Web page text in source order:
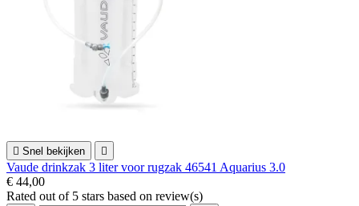
 Snel bekijken 
Vaude drinkzak 3 liter voor rugzak 46541 Aquarius 3.0
€ 44,00
Rated out of 5 stars based on review(s)